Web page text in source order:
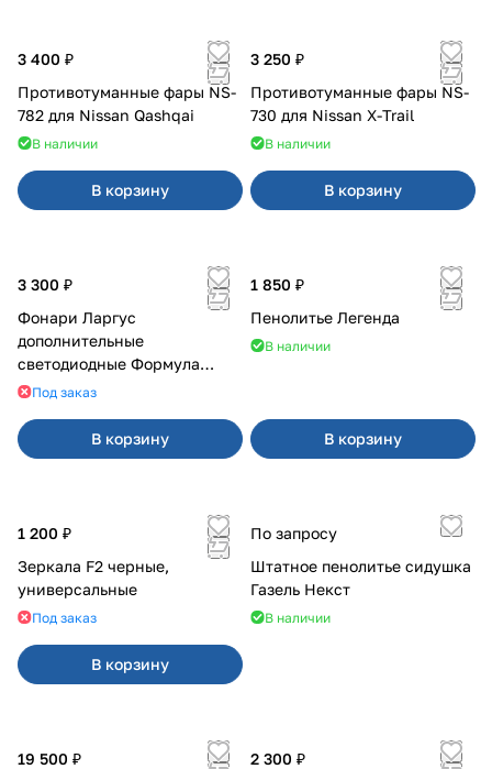
3 400 ₽
Противотуманные фары NS-
782 для Nissan Qashqai
В наличии
В корзину
3 250 ₽
Противотуманные фары NS-
730 для Nissan X-Trail
В наличии
В корзину
3 300 ₽
Фонари Ларгус
дополнительные
светодиодные Формула
Света
Под заказ
В корзину
1 850 ₽
Пенолитье Легенда
В наличии
В корзину
1 200 ₽
Зеркала F2 черные,
универсальные
Под заказ
В корзину
По запросу
Штатное пенолитье сидушка
Газель Некст
В наличии
19 500 ₽
2 300 ₽